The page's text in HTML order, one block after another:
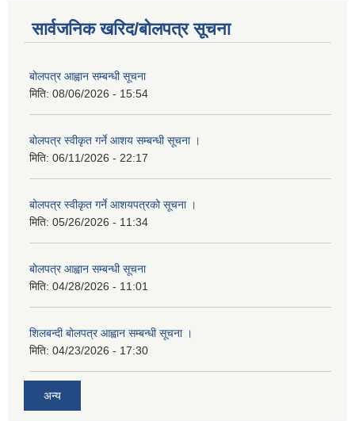
सार्वजनिक खरिद/बोलपत्र सूचना
बोलपत्र आह्वान सम्बन्धी सूचना
मिति: 08/06/2026 - 15:54
बोलपत्र स्वीकृत गर्ने आशय सम्बन्धी सूचना ।
मिति: 06/11/2026 - 22:17
बोलपत्र स्वीकृत गर्ने आशयपत्रको सूचना ।
मिति: 05/26/2026 - 11:34
बोलपत्र आह्वान सम्बन्धी सूचना
मिति: 04/28/2026 - 11:01
शिलबन्दी बोलपत्र आह्वान सम्बन्धी सूचना ।
मिति: 04/23/2026 - 17:30
अन्य